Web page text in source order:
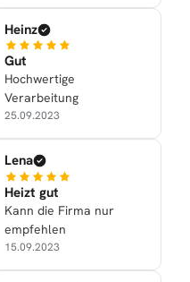
Heinz
Gut
Hochwertige
Verarbeitung
25.09.2023
Lena
Heizt gut
Kann die Firma nur
empfehlen
15.09.2023